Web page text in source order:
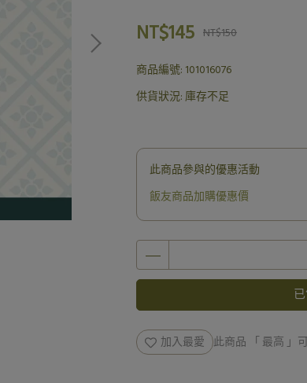
NT$145 NT$150
商品編號: 101016076
供貨狀況: 庫存不足
此商品參與的優惠活動
飯友商品加購優惠價
加入最愛 此商品 「 最高 」